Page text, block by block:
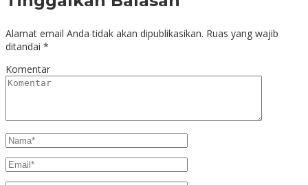
Alamat email Anda tidak akan dipublikasikan. Ruas yang wajib
ditandai *
Komentar